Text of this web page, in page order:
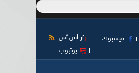
آر أس أس فيسبوك
يوتيوب